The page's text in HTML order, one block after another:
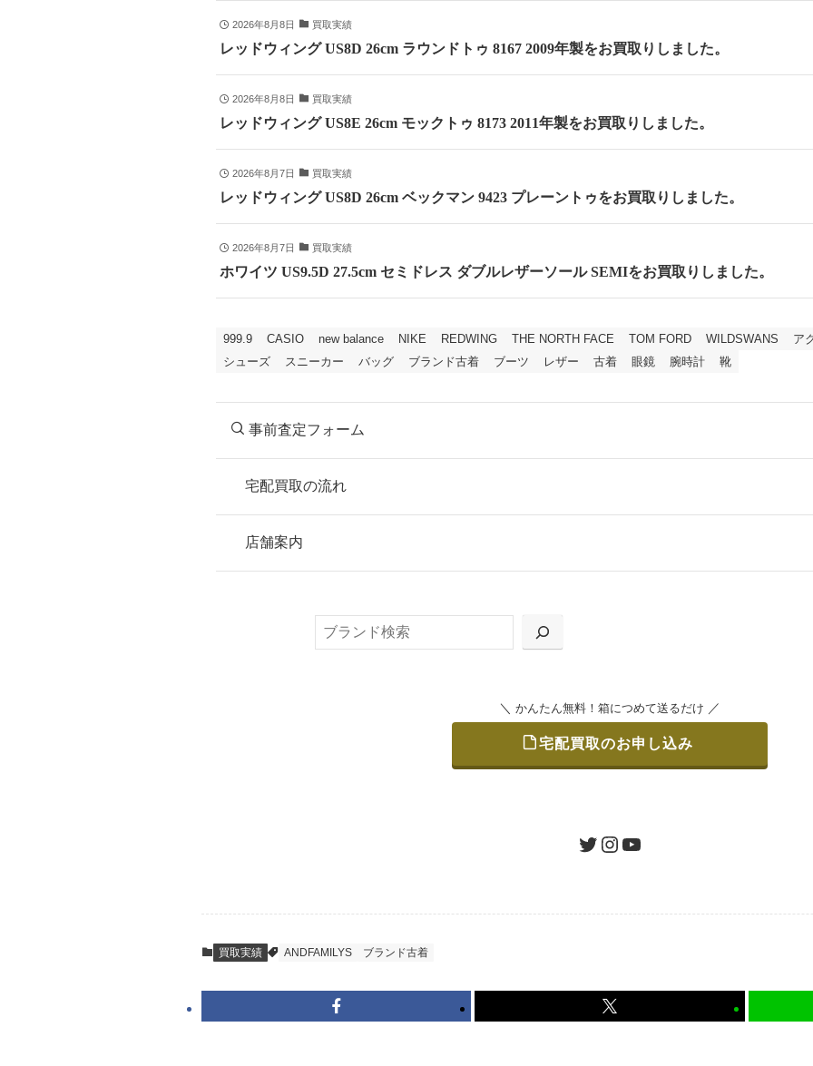
2026年8月8日 買取実績
レッドウィング US8D 26cm ラウンドトゥ 8167 2009年製をお買取りしました。
2026年8月8日 買取実績
レッドウィング US8E 26cm モックトゥ 8173 2011年製をお買取りしました。
2026年8月7日 買取実績
レッドウィング US8D 26cm ベックマン 9423 プレーントゥをお買取りしました。
2026年8月7日 買取実績
ホワイツ US9.5D 27.5cm セミドレス ダブルレザーソール SEMIをお買取りしました。
999.9 CASIO new balance NIKE REDWING THE NORTH FACE TOM FORD WILDSWANS
ア
シューズ
スニーカー バッグ ブランド古着 ブーツ レザー 古着 眼鏡 腕時計 靴
事前査定フォーム
宅配買取の流れ
お申込み
または梱包材不要の「集荷申込」からお選びいただけます。
箱に売りたいお品をつめて、送るだけで簡単にご利用いただけます。
到着即日に査定いたします。買取金額にご納得いただければ、最短即日の入金
キャンセルも1点から可能、返送料も無料です。（すべて弊社が負担いたします
かんたん無料！箱につめて送るだけ
店舗案内
＼ かんたん無料！箱につめて送るだけ ／
宅配買取のお申し込み
ツイッターインスタグラムユーチューブ
買取実績 ANDFAMILYS ブランド古着